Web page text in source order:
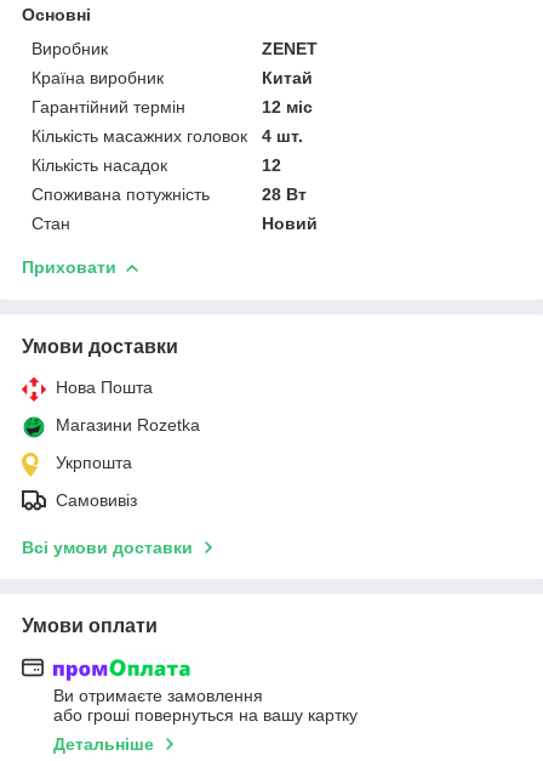
Основні
Виробник
ZENET
Країна виробник
Китай
Гарантійний термін
12 міс
Кількість масажних головок
4 шт.
Кількість насадок
12
Споживана потужність
28 Вт
Стан
Новий
Приховати
Умови доставки
Нова Пошта
Магазини Rozetka
Укрпошта
Самовивіз
Всі умови доставки
Умови оплати
Ви отримаєте замовлення
або гроші повернуться на вашу картку
Детальніше